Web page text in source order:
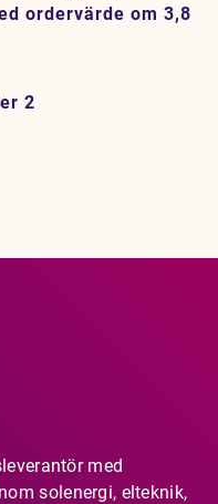
ordervärde om 3,8
2
med
solenergi, elteknik,